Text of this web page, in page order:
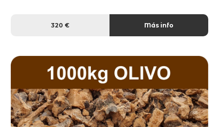
320 € Más info